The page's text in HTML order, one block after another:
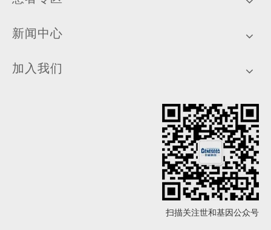
新闻中心
加入我们
扫描关注世和基因公众号